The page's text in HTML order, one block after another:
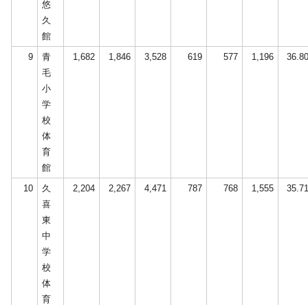
悠
久
館
9
青
毛
小
学
校
体
育
館
1,682 1,846 3,528 619 577 1,196 36.80
10
久
喜
東
中
学
校
体
育
2,204 2,267 4,471 787 768 1,555 35.71